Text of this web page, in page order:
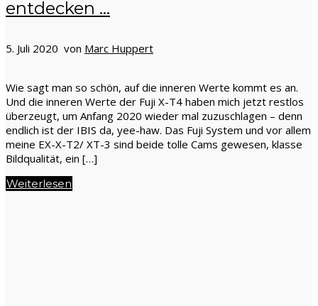
entdecken …
5. Juli 2020 von Marc Huppert
Wie sagt man so schön, auf die inneren Werte kommt es an.
Und die inneren Werte der Fuji X-T4 haben mich jetzt restlos
überzeugt, um Anfang 2020 wieder mal zuzuschlagen – denn
endlich ist der IBIS da, yee-haw. Das Fuji System und vor allem
meine EX-X-T2/ XT-3 sind beide tolle Cams gewesen, klasse
Bildqualität, ein […]
Weiterlesen